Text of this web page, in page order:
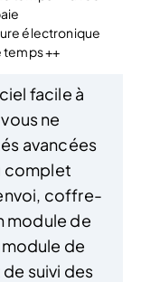
électronique
temps ++
facile à
ne
avancées
complet
coffre-
module de
de
suivi des